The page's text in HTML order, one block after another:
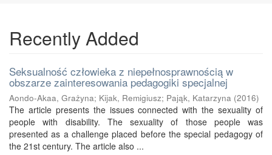
Recently Added
Seksualność człowieka z niepełnosprawnością w
obszarze zainteresowania pedagogiki specjalnej
Aondo-Akaa, Grażyna; Kijak, Remigiusz; Pająk, Katarzyna (2016)
The article presents the issues connected with the sexuality of
people with disability. The sexuality of those people was
presented as a challenge placed before the special pedagogy of
the 21st century. The article also ...